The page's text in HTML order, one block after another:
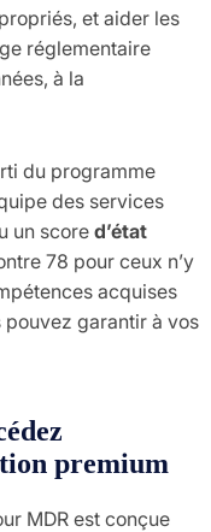
et aider les
réglementaire
à la
du programme
des services
un scored’état
78 pour ceux n’y
acquises
garantir à vos
premium
MDR est conçue